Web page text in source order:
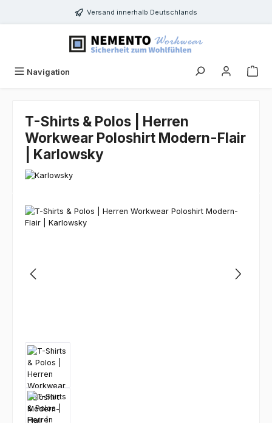
Zum Hauptinhalt springenVersand innerhalb Deutschlands
Navigation
T-Shirts & Polos | Herren
Workwear Poloshirt Modern-Flair
| Karlowsky
Bildergalerie überspringen